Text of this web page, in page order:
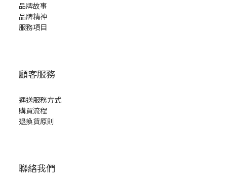
品牌故事
品牌精神
服務項目
顧客服務
運送服務方式
購買流程
退換貨原則
聯絡我們